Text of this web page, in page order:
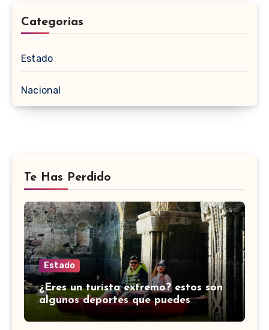
Categorias
Estado
Nacional
Te Has Perdido
Estado
¿Eres un turista extremo? estos son
algunos deportes que puedes
practicar en Guanajuato